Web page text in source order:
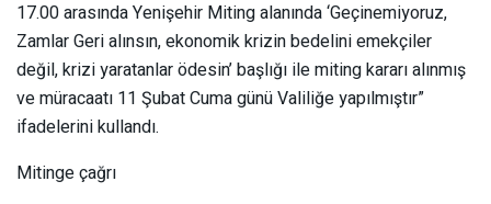
17.00 arasında Yenişehir Miting alanında ‘Geçinemiyoruz,
Zamlar Geri alınsın, ekonomik krizin bedelini emekçiler
değil, krizi yaratanlar ödesin’ başlığı ile miting kararı alınmış
ve müracaatı 11 Şubat Cuma günü Valiliğe yapılmıştır”
ifadelerini kullandı.
Mitinge çağrı